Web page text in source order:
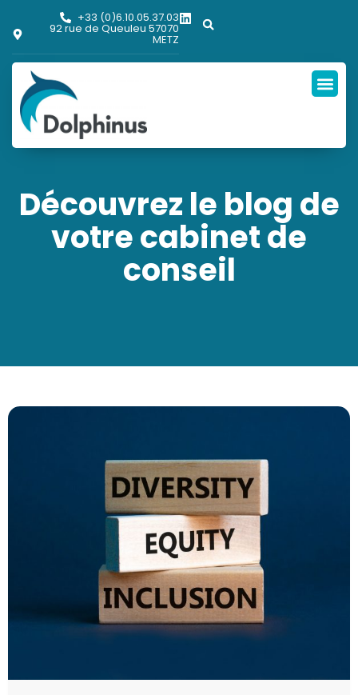
+33 (0)6.10.05.37.03
92 rue de Queuleu 57070
METZ
Découvrez le blog de
votre cabinet de
conseil